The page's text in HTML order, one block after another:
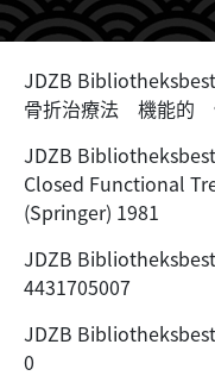
JDZB
骨折治療法 機能的
JDZB
Closed Functional
(Springer) 1981
JDZB
4431705007
JDZB
0